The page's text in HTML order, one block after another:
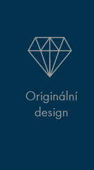
Originální
design